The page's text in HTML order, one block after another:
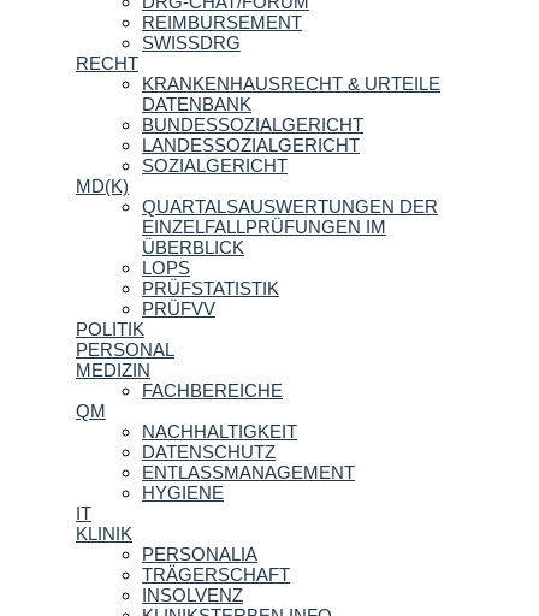
REIMBURSEMENT
SWISSDRG
RECHT
KRANKENHAUSRECHT & URTEILE
DATENBANK
BUNDESSOZIALGERICHT
LANDESSOZIALGERICHT
SOZIALGERICHT
MD(K)
QUARTALSAUSWERTUNGEN DER
EINZELFALLPRÜFUNGEN IM
ÜBERBLICK
LOPS
PRÜFSTATISTIK
PRÜFVV
POLITIK
PERSONAL
MEDIZIN
FACHBEREICHE
QM
NACHHALTIGKEIT
DATENSCHUTZ
ENTLASSMANAGEMENT
HYGIENE
IT
KLINIK
PERSONALIA
TRÄGERSCHAFT
INSOLVENZ